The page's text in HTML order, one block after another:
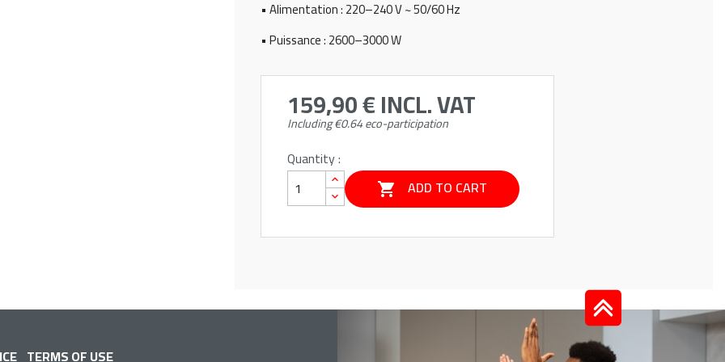
• Alimentation : 220–240 V ~ 50/60 Hz
• Puissance : 2600–3000 W
159,90 €INCL. VAT
Including €0.64 eco-participation
Quantity :
shopping_cart ADD TO CART
TERMS OF USE